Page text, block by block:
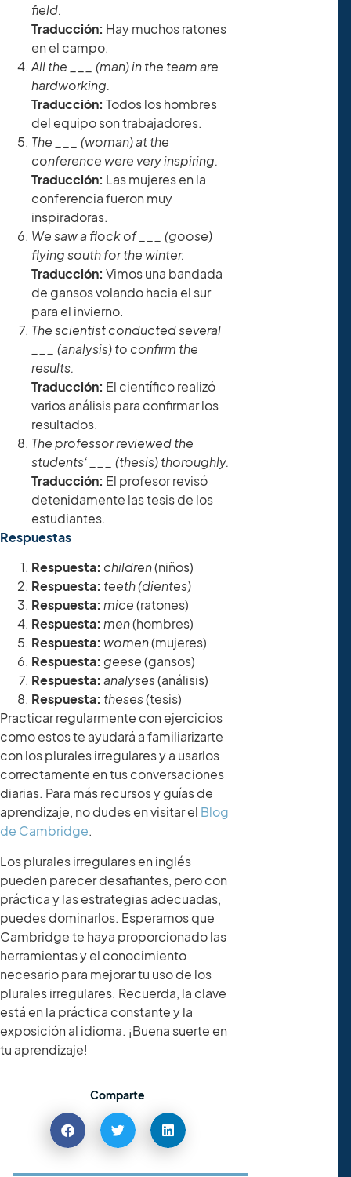
field.
Traducción: Hay muchos ratones
en el campo.
All the ___ (man) in the team are
hardworking.
Traducción: Todos los hombres
del equipo son trabajadores.
The ___ (woman) at the
conference were very inspiring.
Traducción: Las mujeres en la
conferencia fueron muy
inspiradoras.
We saw a flock of ___ (goose)
flying south for the winter.
Traducción: Vimos una bandada
de gansos volando hacia el sur
para el invierno.
The scientist conducted several
___ (analysis) to confirm the
results.
Traducción: El científico realizó
varios análisis para confirmar los
resultados.
The professor reviewed the
students’ ___ (thesis) thoroughly.
Traducción: El profesor revisó
detenidamente las tesis de los
estudiantes.
Respuestas
Respuesta: children(niños)
Respuesta: teeth (dientes)
Respuesta: mice(ratones)
Respuesta: men(hombres)
Respuesta: women(mujeres)
Respuesta: geese(gansos)
Respuesta: analyses(análisis)
Respuesta: theses(tesis)
Practicar regularmente con ejercicios
como estos te ayudará a familiarizarte
con los plurales irregulares y a usarlos
correctamente en tus conversaciones
diarias. Para más recursos y guías de
aprendizaje, no dudes en visitar el Blog
de Cambridge.
Los plurales irregulares en inglés
pueden parecer desafiantes, pero con
práctica y las estrategias adecuadas,
puedes dominarlos. Esperamos que
Cambridge te haya proporcionado las
herramientas y el conocimiento
necesario para mejorar tu uso de los
plurales irregulares. Recuerda, la clave
está en la práctica constante y la
exposición al idioma. ¡Buena suerte en
tu aprendizaje!
Comparte